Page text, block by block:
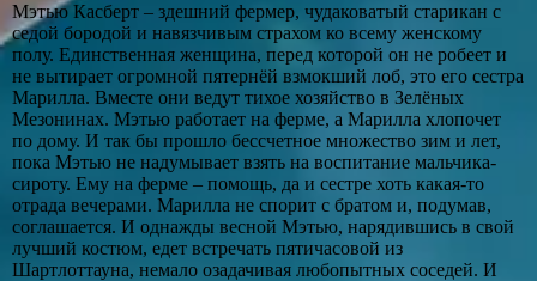
Мэтью Касберт – здешний фермер, чудаковатый старикан с
седой бородой и навязчивым страхом ко всему женскому
полу. Единственная женщина, перед которой он не робеет и
не вытирает огромной пятернёй взмокший лоб, это его сестра
Марилла. Вместе они ведут тихое хозяйство в Зелёных
Мезонинах. Мэтью работает на ферме, а Марилла хлопочет
по дому. И так бы прошло бессчетное множество зим и лет,
пока Мэтью не надумывает взять на воспитание мальчика-
сироту. Ему на ферме – помощь, да и сестре хоть какая-то
отрада вечерами. Марилла не спорит с братом и, подумав,
соглашается. И однажды весной Мэтью, нарядившись в свой
лучший костюм, едет встречать пятичасовой из
Шартлоттауна, немало озадачивая любопытных соседей. И